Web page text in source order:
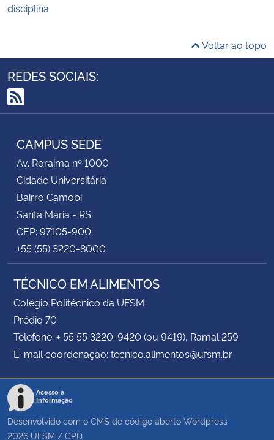
disciplina
Voltar ao topo
REDES SOCIAIS:
RSS
CAMPUS SEDE
Av. Roraima nº 1000
Cidade Universitária
Bairro Camobi
Santa Maria - RS
CEP: 97105-900
+55 (55) 3220-8000
TÉCNICO EM ALIMENTOS
Colégio Politécnico da UFSM
Prédio 70
Telefone: + 55 55 3220-9420 (ou 9419), Ramal 259
E-mail coordenação: tecnico.alimentos@ufsm.br
Acesso à
Informação
Desenvolvido com o CMS de código aberto Wordpress
2026 UFSM / CPD